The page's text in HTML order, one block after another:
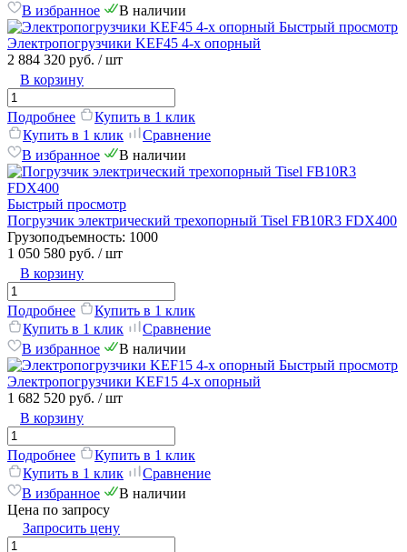
В избранное
В наличии
Быстрый просмотр
Электропогрузчики KEF45 4-х опорный
2 884 320 руб. / шт
В корзину
Подробнее
Купить в 1 клик
Купить в 1 клик
Сравнение
В избранное
В наличии
Быстрый просмотр
Погрузчик электрический трехопорный Tisel FB10R3 FDX400
Грузоподъемность: 1000
1 050 580 руб. / шт
В корзину
Подробнее
Купить в 1 клик
Купить в 1 клик
Сравнение
В избранное
В наличии
Быстрый просмотр
Электропогрузчики KEF15 4-х опорный
1 682 520 руб. / шт
В корзину
Подробнее
Купить в 1 клик
Купить в 1 клик
Сравнение
В избранное
В наличии
Цена по запросу
Запросить цену